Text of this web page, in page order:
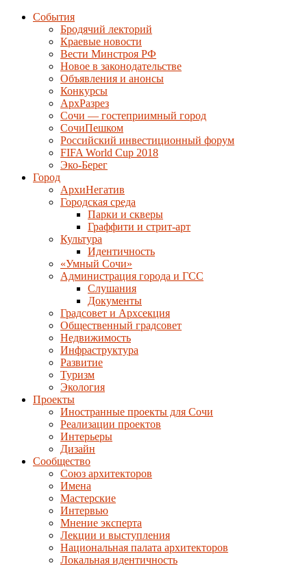
События
Бродячий лекторий
Краевые новости
Вести Минстроя РФ
Новое в законодательстве
Объявления и анонсы
Конкурсы
АрхРазрез
Сочи — гостеприимный город
СочиПешком
Российский инвестиционный форум
FIFA World Cup 2018
Эко-Берег
Город
АрхиНегатив
Городская среда
Парки и скверы
Граффити и стрит-арт
Культура
Идентичность
«Умный Сочи»
Администрация города и ГСС
Слушания
Документы
Градсовет и Архсекция
Общественный градсовет
Недвижимость
Инфраструктура
Развитие
Туризм
Экология
Проекты
Иностранные проекты для Сочи
Реализации проектов
Интерьеры
Дизайн
Сообщество
Союз архитекторов
Имена
Мастерские
Интервью
Мнение эксперта
Лекции и выступления
Национальная палата архитекторов
Локальная идентичность